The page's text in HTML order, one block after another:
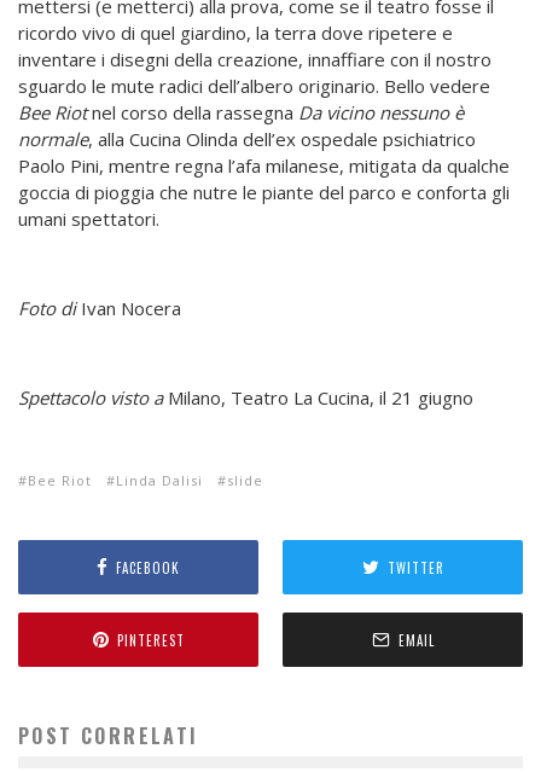
mettersi (e metterci) alla prova, come se il teatro fosse il
ricordo vivo di quel giardino, la terra dove ripetere e
inventare i disegni della creazione, innaffiare con il nostro
sguardo le mute radici dell’albero originario. Bello vedere
Bee Riotnel corso della rassegna Da vicino nessuno è
normale, alla Cucina Olinda dell’ex ospedale psichiatrico
Paolo Pini, mentre regna l’afa milanese, mitigata da qualche
goccia di pioggia che nutre le piante del parco e conforta gli
umani spettatori.
Foto diIvan Nocera
Spettacolo visto aMilano, Teatro La Cucina, il 21 giugno
Bee Riot Linda Dalisi slide
FACEBOOK TWITTER
PINTEREST EMAIL
POST CORRELATI